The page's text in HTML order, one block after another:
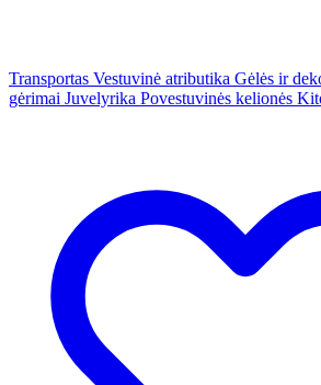
Transportas Vestuvinė atributika Gėlės ir
gėrimai Juvelyrika Povestuvinės kelionės